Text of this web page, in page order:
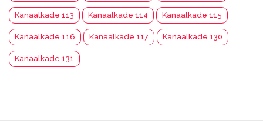
Kanaalkade 113 Kanaalkade 114 Kanaalkade 115
Kanaalkade 116 Kanaalkade 117 Kanaalkade 130
Kanaalkade 131